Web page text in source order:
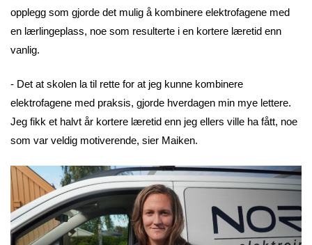
opplegg som gjorde det mulig å kombinere elektrofagene med
en lærlingeplass, noe som resulterte i en kortere læretid enn
vanlig.
- Det at skolen la til rette for at jeg kunne kombinere
elektrofagene med praksis, gjorde hverdagen min mye lettere.
Jeg fikk et halvt år kortere læretid enn jeg ellers ville ha fått, noe
som var veldig motiverende, sier Maiken.